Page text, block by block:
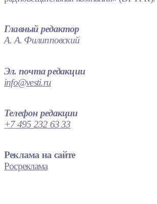
Главный редактор
А. А. Филипповский
Эл. почта редакции
info@vesti.ru
Телефон редакции
+7 495 232 63 33
Реклама на сайте
Росреклама